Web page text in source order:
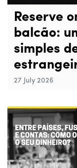
Reserve
balcão:
simples
27 July 2026